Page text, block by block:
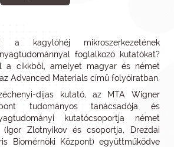
a kagylóhéj mikroszerkezetének
foglalkozó kutatókat?
a cikkből, amelyet magyar és német
Advanced Materials című folyóiratban.
díjas kutató, az MTA Wigner
tudományos tanácsadója és
kutatócsoportja német
(Igor Zlotnyikov és csoportja, Drezdai
Biomérnöki Központ) együttműködve